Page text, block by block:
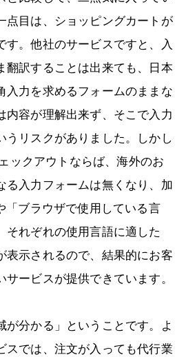
点目は、ショッピングカートが
す。他社のサービスですと、入
翻訳することは出来ても、日本
入力を求めるフォームのままな
内容が理解出来ず、そこで入力
うリスクがありました。しかし
ックアウトならば、海外のお
る入力フォームは無くなり、加
「ブラウザで使用している言
それぞれの使用言語に適した
表示されるので、結果的にお客
ービスが提供できています。
が分かる」ということです。よ
スでは、注文が入っても代行業